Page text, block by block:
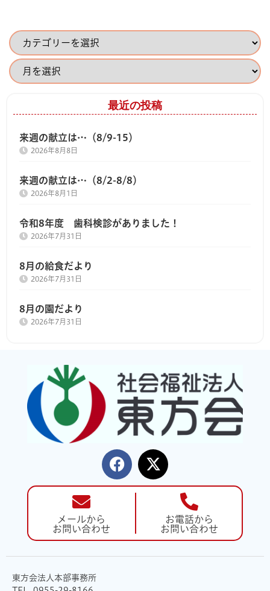
最近の投稿
来週の献立は…（8/9-15）
2026年8月8日
来週の献立は…（8/2-8/8）
2026年8月1日
令和8年度 歯科検診がありました！
2026年7月31日
8月の給食だより
2026年7月31日
8月の園だより
2026年7月31日
メールから
お問い合わせ
お電話から
お問い合わせ
東方会法人本部事務所